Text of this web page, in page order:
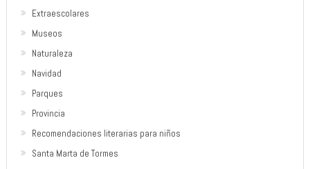
Extraescolares
Museos
Naturaleza
Navidad
Parques
Provincia
Recomendaciones literarias para niños
Santa Marta de Tormes